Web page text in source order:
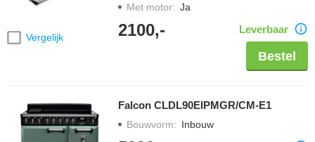
Vergelijk
Met motor: Ja
2100,- Leverbaar
Bestel
Falcon CLDL90EIPMGR/CM-E1
Bouwvorm: Inbouw